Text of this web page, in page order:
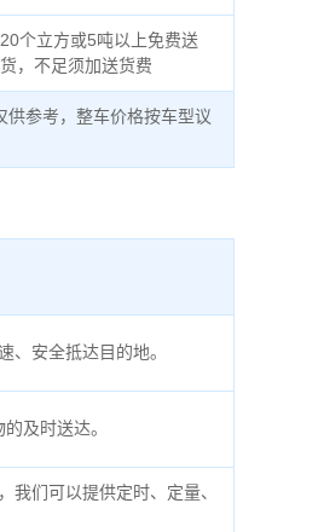
20个立方或5吨以上免费送
货，不足须加送货费
参考，整车价格按车型议
、安全抵达目的地。
及时送达。
们可以提供定时、定量、